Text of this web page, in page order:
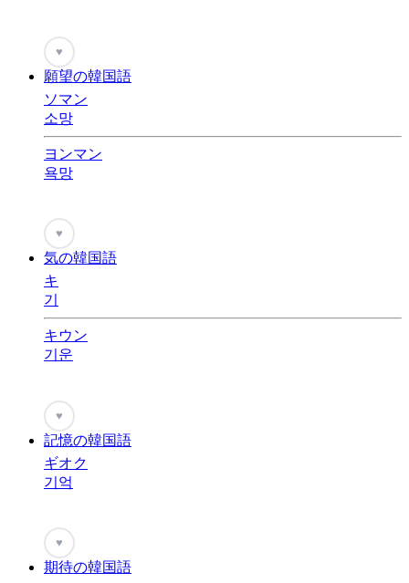
♥
願望の韓国語
ソマン
소망
ヨンマン
욕망
♥
気の韓国語
キ
기
キウン
기운
♥
記憶の韓国語
ギオク
기억
♥
期待の韓国語